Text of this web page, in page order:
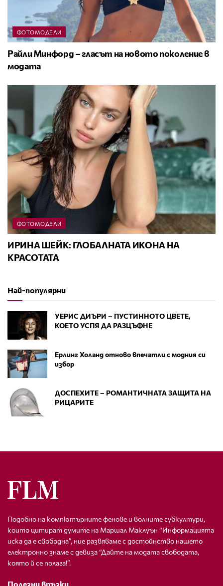
ФОТОМОДЕЛИ
Райли Минфорд – гласът на новото поколение в
модата
ФОТОМОДЕЛИ
ИРИНА ШЕЙК: ГЛОБАЛНАТА ИКОНА НА
КРАСОТАТА
Най-популярни
УЕРИС ДИЪРИ – ПУСТИННОТО ЦВЕТЕ,
КОЕТО УСПЯ ДА РАЗЦЪФНЕ
Ерлинг Холанд отново впечатли с модния си
избор
ДОСПЕХИТЕ – РОМАНТИЧНАТА ЗАЩИТА НА
РИЦАРИТЕ
Подобно на компютърните фенове и волните субкултури,
които цитират думите на Маршал Маклуън “Информацията
иска да е свободна”, ние развяваме с достойнство нашето
електронно знаме с девиза “Дайте на модата свободата,
която й се полага!”.
Полезни връзки